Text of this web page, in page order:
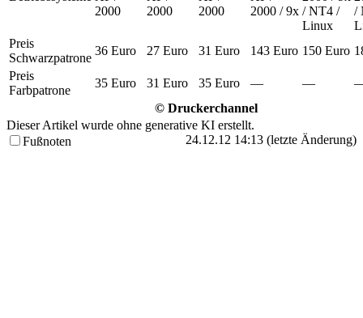
2000
2000
2000
2000 / 9x / NT4 /
Linux
/
Preis
Schwarzpatrone
36 Euro 27 Euro 31 Euro 143 Euro 150 Euro
Preis
Farbpatrone
35 Euro 31 Euro 35 Euro — —
© Druckerchannel
Dieser Artikel wurde ohne generative KI erstellt.
24.12.12 14:13 (letzte Änderung)
Fußnoten